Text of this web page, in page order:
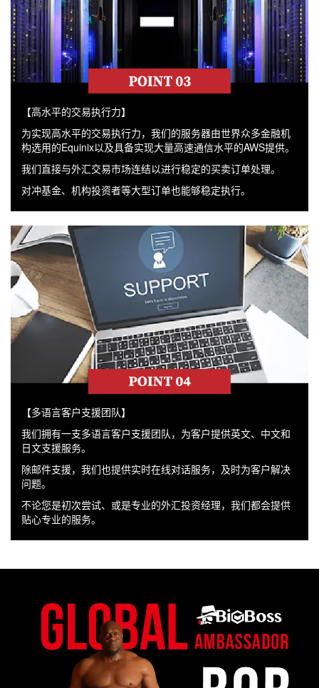
【高水平的交易执行力】
为实现高水平的交易执行力，我们的服务器由世界众多金融机
构选用的Equinix以及具备实现大量高速通信水平的AWS提供。
我们直接与外汇交易市场连结以进行稳定的买卖订单处理。
对冲基金、机构投资者等大型订单也能够稳定执行。
【多语言客户支援团队】
我们拥有一支多语言客户支援团队，为客户提供英文、中文和
日文支援服务。
除邮件支援，我们也提供实时在线对话服务，及时为客户解决
问题。
不论您是初次尝试、或是专业的外汇投资经理，我们都会提供
贴心专业的服务。